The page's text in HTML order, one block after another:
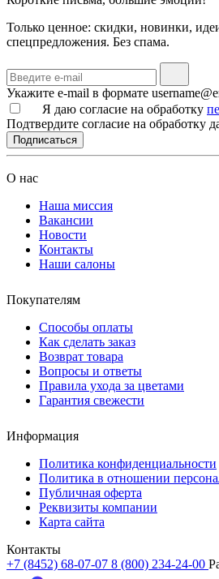
Только ценное: скидки, новинки,
спецпредложения. Без спама.
Укажите e-mail в формате
Я даю согласие на обработку
Подтвердите согласие на обработку
Подписаться
О нас
Наша миссия
Вакансии
Новости
Контакты
Наши салоны
Покупателям
Способы оплаты
Как сделать заказ
Возврат товара
Вопросы и ответы
Правила ухода за цветами
Гарантия свежести
Информация
Политика конфиденциальности
Политика в отношении
Публичная оферта
Реквизиты компании
Карта сайта
Контакты
+7 (8452) 68-07-07 8 (800) 234-24-00